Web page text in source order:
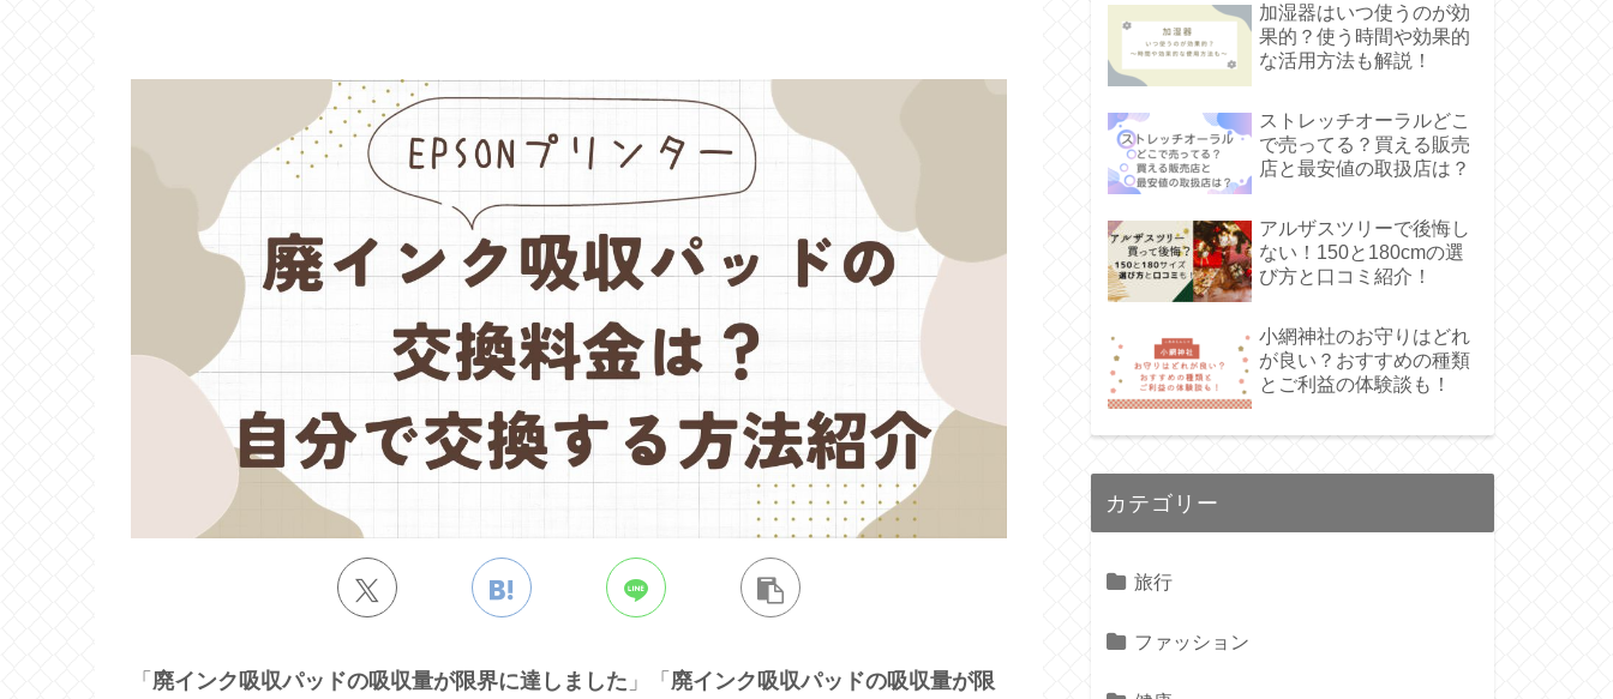
「 廃インク吸収パッドの吸収量が限界に達しました 」「 廃インク吸収パッドの吸収量が限
加湿器はいつ使うのが効
果的？使う時間や効果的
な活用方法も解説！
ストレッチオーラルどこ
で売ってる？買える販売
店と最安値の取扱店は？
アルザスツリーで後悔し
ない！150と180cmの選
び方と口コミ紹介！
小網神社のお守りはどれ
が良い？おすすめの種類
とご利益の体験談も！
カテゴリー
旅行
ファッション